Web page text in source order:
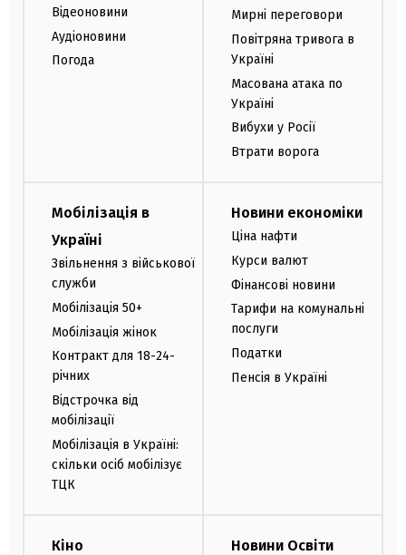
Відеоновини
Аудіоновини
Погода
Мирні переговори
Повітряна тривога в
Україні
Масована атака по
Україні
Вибухи у Росії
Втрати ворога
Мобілізація в
Україні
Звільнення з військової
служби
Мобілізація 50+
Мобілізація жінок
Контракт для 18-24-
річних
Відстрочка від
мобілізації
Мобілізація в Україні:
скільки осіб мобілізує
ТЦК
Новини економіки
Ціна нафти
Курси валют
Фінансові новини
Тарифи на комунальні
послуги
Податки
Пенсія в Україні
Кіно Новини Освіти